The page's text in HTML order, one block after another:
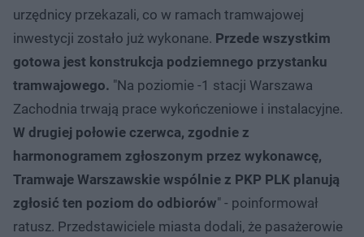
urzędnicy przekazali, co w ramach tramwajowej
inwestycji zostało już wykonane. Przede wszystkim
gotowa jest konstrukcja podziemnego przystanku
tramwajowego. "Na poziomie -1 stacji Warszawa
Zachodnia trwają prace wykończeniowe i instalacyjne.
W drugiej połowie czerwca, zgodnie z
harmonogramem zgłoszonym przez wykonawcę,
Tramwaje Warszawskie wspólnie z PKP PLK planują
zgłosić ten poziom do odbiorów" - poinformował
ratusz. Przedstawiciele miasta dodali, że pasażerowie